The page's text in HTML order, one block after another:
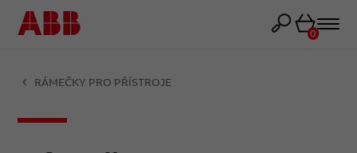
Košík
0
RÁMEČKY PRO PŘÍSTROJE